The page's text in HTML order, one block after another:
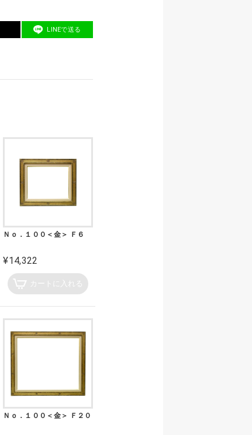
LINEで送る
Ｎｏ．１００＜金＞ Ｆ６
¥14,322
カートに入れる
Ｎｏ．１００＜金＞ Ｆ２０